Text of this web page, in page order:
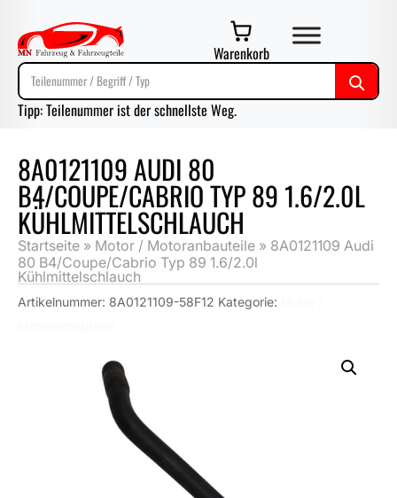
Warenkorb
Tipp: Teilenummer ist der schnellste Weg.
8A0121109 AUDI 80
B4/COUPE/CABRIO TYP 89 1.6/2.0L
KÜHLMITTELSCHLAUCH
Startseite » Motor / Motoranbauteile » 8A0121109 Audi
80 B4/Coupe/Cabrio Typ 89 1.6/2.0l
Kühlmittelschlauch
Artikelnummer: 8A0121109-58F12 Kategorie: